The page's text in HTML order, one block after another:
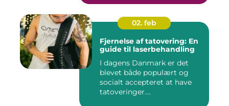
02. feb
Fjernelse af tatovering: En
guide til laserbehandling
I dagens Danmark er det
blevet både populært og
socialt accepteret at have
tatoveringer....